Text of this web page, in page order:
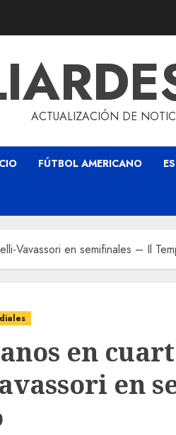
ACTUALIZACIÓN DE
FÚTBOL AMERICANO
Vavassori en semifinales – Il
en
en